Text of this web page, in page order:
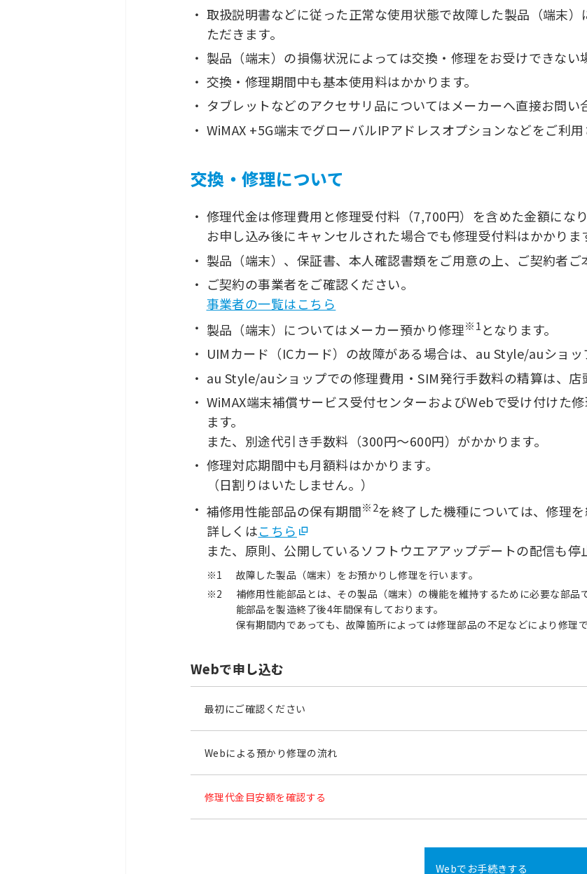
取扱説明書などに従った正常な使用状態で故障した製品（端末
ただきます。
製品（端末）の損傷状況によっては交換・修理をお受けできない
交換・修理期間中も基本使用料はかかります。
タブレットなどのアクセサリ品についてはメーカーへ直接お問い
WiMAX +5G端末でグローバルIPアドレスオプションなどをご利
交換・修理について
修理代金は修理費用と修理受付料（7,700円）を含めた金額になり
お申し込み後にキャンセルされた場合でも修理受付料はかかりま
製品（端末）、保証書、本人確認書類をご用意の上、ご契約者ご
ご契約の事業者をご確認ください。
事業者の一覧はこちら
製品（端末）についてはメーカー預かり修理※1 となります。
UIMカード（ICカード）の故障がある場合は、au Style/auショッ
au Style/auショップでの修理費用・SIM発行手数料の精算は、店
WiMAX端末補償サービス受付センターおよびWebで受け付けた
ます。
また、別途代引き手数料（300円～600円）がかかります。
修理対応期間中も月額料はかかります。
（日割りはいたしません。）
補修用性能部品の保有期間※2を終了した機種については、修理を
詳しくはこちら
また、原則、公開しているソフトウエアアップデートの配信も停
※1
故障した製品（端末）をお預かりし修理を行います。
※2
補修用性能部品とは、その製品（端末）の機能を維持するために必要な部
能部品を製造終了後4年間保有しております。
保有期間内であっても、故障箇所によっては修理部品の不足などにより修理
Webで申し込む
最初にご確認ください
Webによる預かり修理の流れ
修理代金目安額を確認する
Webでお手続きする